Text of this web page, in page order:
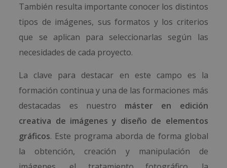
También resulta importante conocer los distintos
tipos de imágenes, sus formatos y los criterios
que se aplican para seleccionarlas según las
necesidades de cada proyecto.
La clave para destacar en este campo es la
formación continua y una de las formaciones más
destacadas es nuestro máster en edición
creativa de imágenes y diseño de elementos
gráficos. Este programa aborda de forma global
la obtención, creación y manipulación de